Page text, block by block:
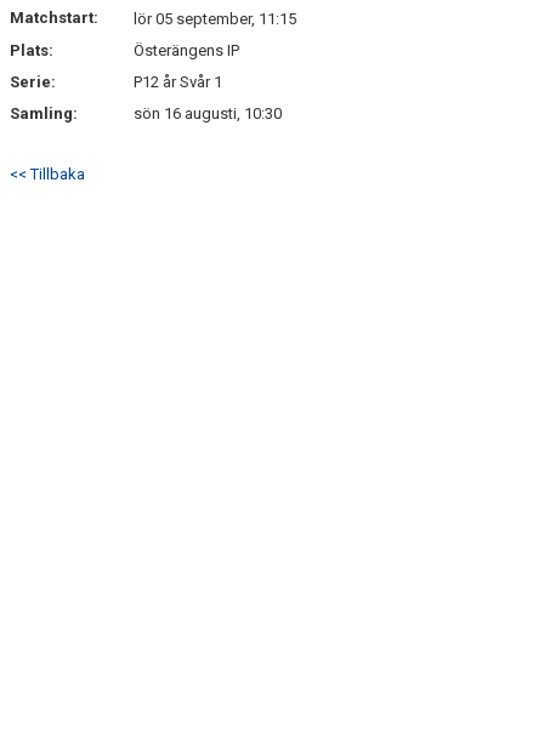
TRUPPEN
Matchstart:
lör 05 september, 11:15
Plats:
Österängens IP
Serie:
P12 år Svår 1
Samling:
sön 16 augusti, 10:30
<< Tillbaka